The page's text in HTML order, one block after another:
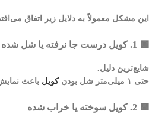
این مشکل معمولاً به دلایل زیر اتفاق
🟩
شایع‌ترین دلیل.
حتی ۱ میلی‌متر شل بودن کویل باعث
2. کویل سوخته یا خراب شده